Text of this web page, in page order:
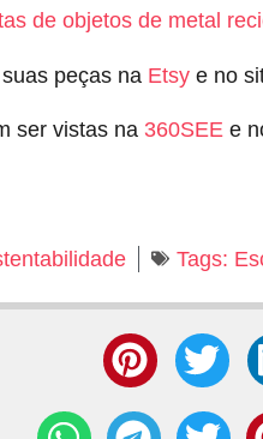
peças na Etsy e no
ser vistas na 360SEE e
Tags: